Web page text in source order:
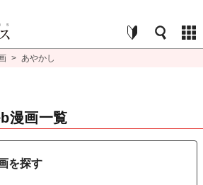
> あやかし
漫画一覧
を探す